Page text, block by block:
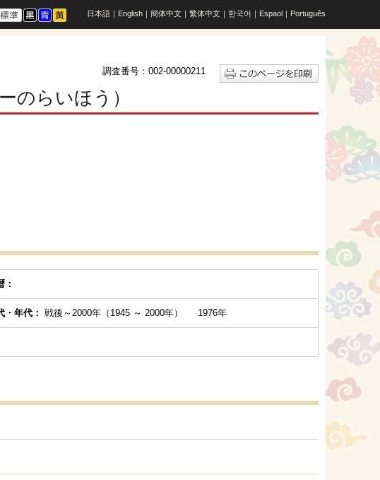
日本語 ｜ English ｜ 簡体中文 ｜ 繁体中文 ｜ 한국어 ｜ Espaol ｜ Português
調査番号：002-00000211
のらいほう）
：
・年代： 戦後～2000年（1945 ～ 2000年） 1976年